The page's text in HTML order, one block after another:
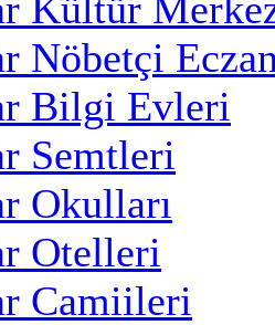
Nöbetçi
Bilgi Evleri
Semtleri
Okulları
Otelleri
Camiileri